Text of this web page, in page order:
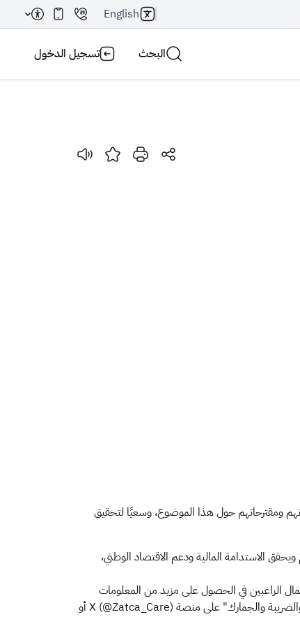
English
البحث تسجيل الدخول
ومقترحاتهم حول هذا الموضوع، وسعيًا لتحقيق
الاستدامة المالية ودعم الاقتصاد الوطني،
الراغبين في الحصول على مزيد من المعلومات
التواصل معها، وذلك عبر الرقم الموحد لمركز الاتصال (19993)، الذي يعمل على مدار 24 ساعة طوال أيام الأسبوع، أو حساب "اسأل الزكاة والضريبة والجمارك" على منصة X (@Zatca_Care) أو